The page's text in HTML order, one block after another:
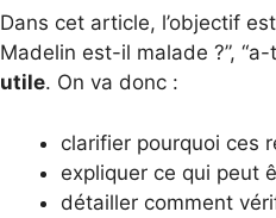
Dans cet article, l’objectif
Madelin est-il malade ?”,
utile. On va donc :
clarifier pourquoi ces
expliquer ce qui peut
détailler comment